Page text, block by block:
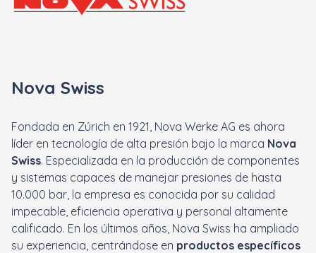
Nova Swiss
Fondada en Zúrich en 1921, Nova Werke AG es ahora
líder en tecnología de alta presión bajo la marca Nova
Swiss. Especializada en la producción de componentes
y sistemas capaces de manejar presiones de hasta
10.000 bar, la empresa es conocida por su calidad
impecable, eficiencia operativa y personal altamente
calificado. En los últimos años, Nova Swiss ha ampliado
su experiencia, centrándose en productos específicos